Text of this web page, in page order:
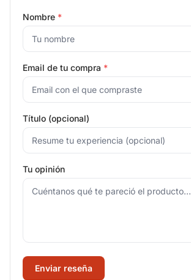
Nombre *
Email de tu compra *
Título (opcional)
Tu opinión
Enviar reseña